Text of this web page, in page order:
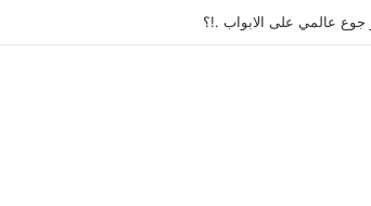
جوع عالمي على الابواب .!؟